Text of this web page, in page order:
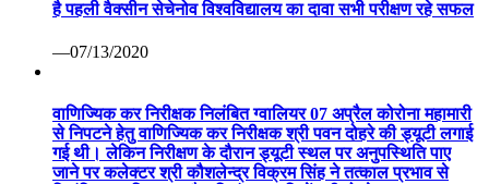
राष्ट्र: श्री तोमर केंद्रीय कृषि मंत्री ने श्री तोमर वर्ल्ड इकॉनोमिक
फोरम के सत्र को किया संबोधित दावोस एजेंडा में खाद्य प्रणालियों के
रूपांतरण हेतु नवाचार पर वर्चुअल कांफ्रेंस